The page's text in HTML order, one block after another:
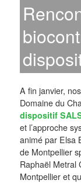
A fin janvier,
Domaine du
dispositif
et l’approche
animé par Elsa
de Montpellier
Raphaël Metral
Montpellier et